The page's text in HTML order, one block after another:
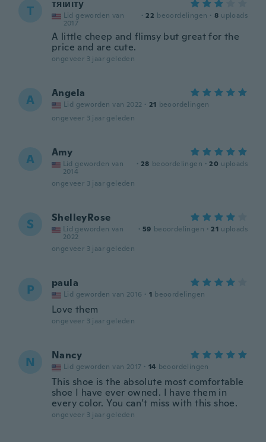
Т тяιиιту
Lid geworden van
2017
· 22 beoordelingen · 8 uploads
A little cheep and flimsy but great for the
price and are cute.
ongeveer 3 jaar geleden
A Angela
Lid geworden van 2022 · 21 beoordelingen
ongeveer 3 jaar geleden
A Amy
Lid geworden van
2014
· 28 beoordelingen · 20 uploads
ongeveer 3 jaar geleden
S ShelleyRose
Lid geworden van
2022
· 59 beoordelingen · 21 uploads
ongeveer 3 jaar geleden
P paula
Lid geworden van 2016 · 1 beoordelingen
Love them
ongeveer 3 jaar geleden
N Nancy
Lid geworden van 2017 · 14 beoordelingen
This shoe is the absolute most comfortable
shoe I have ever owned. I have them in
every color. You can’t miss with this shoe.
ongeveer 3 jaar geleden